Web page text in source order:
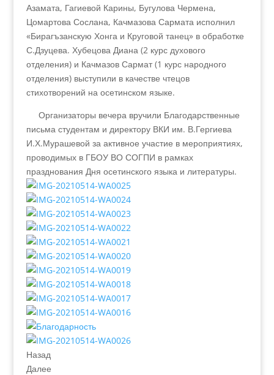
Азамата, Гагиевой Карины, Бугулова Чермена,
Цомартова Сослана, Качмазова Сармата исполнил
«Бирагъзанскую Хонга и Круговой танец» в обработке
С.Дзуцева. Хубецова Диана (2 курс духового
отделения) и Качмазов Сармат (1 курс народного
отделения) выступили в качестве чтецов
стихотворений на осетинском языке.
Организаторы вечера вручили Благодарственные
письма студентам и директору ВКИ им. В.Гергиева
И.Х.Мурашевой за активное участие в мероприятиях,
проводимых в ГБОУ ВО СОГПИ в рамках
празднования Дня осетинского языка и литературы.
Назад
Далее